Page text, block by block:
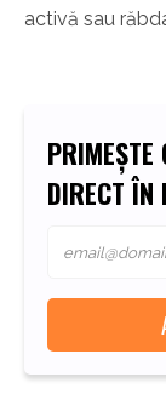
activă sau
PRIMEȘTE
DIRECT ÎN